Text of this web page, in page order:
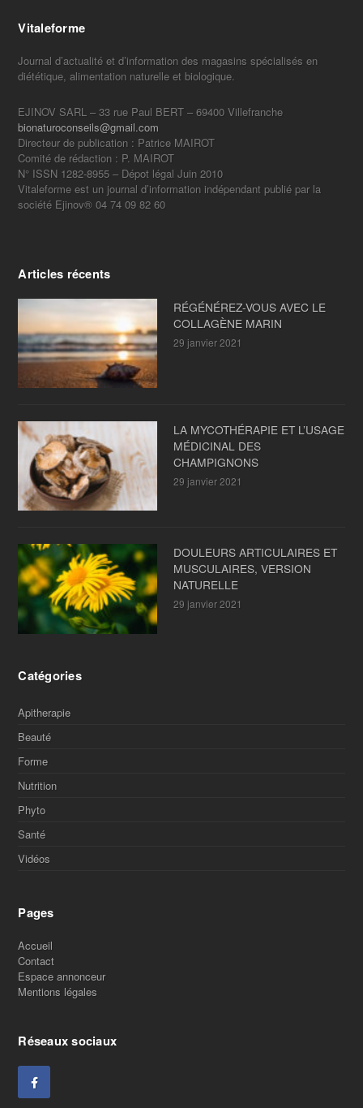
Vitaleforme
Journal d’actualité et d’information des magasins spécialisés en
diététique, alimentation naturelle et biologique.
EJINOV SARL – 33 rue Paul BERT – 69400 Villefranche
bionaturoconseils@gmail.com
Directeur de publication : Patrice MAIROT
Comité de rédaction : P. MAIROT
N° ISSN 1282-8955 – Dépot légal Juin 2010
Vitaleforme est un journal d’information indépendant publié par la
société Ejinov® 04 74 09 82 60
Articles récents
RÉGÉNÉREZ-VOUS AVEC LE
COLLAGÈNE MARIN
29 janvier 2021
LA MYCOTHÉRAPIE ET L’USAGE
MÉDICINAL DES
CHAMPIGNONS
29 janvier 2021
DOULEURS ARTICULAIRES ET
MUSCULAIRES, VERSION
NATURELLE
29 janvier 2021
Catégories
Apitherapie
Beauté
Forme
Nutrition
Phyto
Santé
Vidéos
Pages
Accueil
Contact
Espace annonceur
Mentions légales
Réseaux sociaux